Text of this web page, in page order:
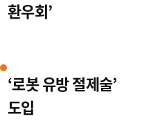
환우회’
‘로봇 유방 절제술’
도입